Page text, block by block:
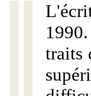
traits